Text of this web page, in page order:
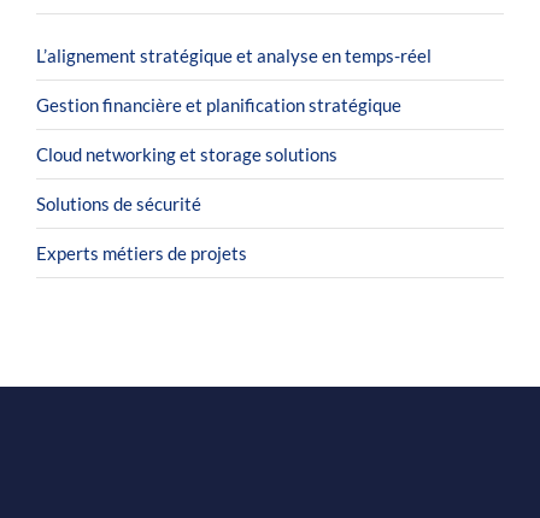
L’alignement stratégique et analyse en temps-réel
Gestion financière et planification stratégique
Cloud networking et storage solutions
Solutions de sécurité
Experts métiers de projets